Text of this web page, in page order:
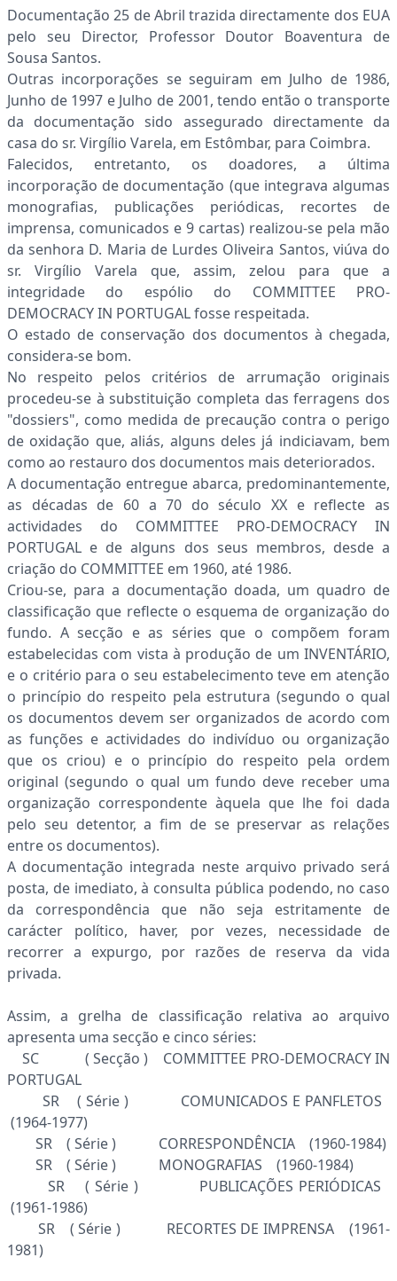
Documentação 25 de Abril trazida directamente dos EUA
pelo seu Director, Professor Doutor Boaventura de
Sousa Santos.
Outras incorporações se seguiram em Julho de 1986,
Junho de 1997 e Julho de 2001, tendo então o transporte
da documentação sido assegurado directamente da
casa do sr. Virgílio Varela, em Estômbar, para Coimbra.
Falecidos, entretanto, os doadores, a última
incorporação de documentação (que integrava algumas
monografias, publicações periódicas, recortes de
imprensa, comunicados e 9 cartas) realizou-se pela mão
da senhora D. Maria de Lurdes Oliveira Santos, viúva do
sr. Virgílio Varela que, assim, zelou para que a
integridade do espólio do COMMITTEE PRO-
DEMOCRACY IN PORTUGAL fosse respeitada.
O estado de conservação dos documentos à chegada,
considera-se bom.
No respeito pelos critérios de arrumação originais
procedeu-se à substituição completa das ferragens dos
"dossiers", como medida de precaução contra o perigo
de oxidação que, aliás, alguns deles já indiciavam, bem
como ao restauro dos documentos mais deteriorados.
A documentação entregue abarca, predominantemente,
as décadas de 60 a 70 do século XX e reflecte as
actividades do COMMITTEE PRO-DEMOCRACY IN
PORTUGAL e de alguns dos seus membros, desde a
criação do COMMITTEE em 1960, até 1986.
Criou-se, para a documentação doada, um quadro de
classificação que reflecte o esquema de organização do
fundo. A secção e as séries que o compõem foram
estabelecidas com vista à produção de um INVENTÁRIO,
e o critério para o seu estabelecimento teve em atenção
o princípio do respeito pela estrutura (segundo o qual
os documentos devem ser organizados de acordo com
as funções e actividades do indivíduo ou organização
que os criou) e o princípio do respeito pela ordem
original (segundo o qual um fundo deve receber uma
organização correspondente àquela que lhe foi dada
pelo seu detentor, a fim de se preservar as relações
entre os documentos).
A documentação integrada neste arquivo privado será
posta, de imediato, à consulta pública podendo, no caso
da correspondência que não seja estritamente de
carácter político, haver, por vezes, necessidade de
recorrer a expurgo, por razões de reserva da vida
privada.
Assim, a grelha de classificação relativa ao arquivo
apresenta uma secção e cinco séries:
SC ( Secção ) COMMITTEE PRO-DEMOCRACY IN
PORTUGAL
SR ( Série ) COMUNICADOS E PANFLETOS
(1964-1977)
SR ( Série ) CORRESPONDÊNCIA (1960-1984)
SR ( Série ) MONOGRAFIAS (1960-1984)
SR ( Série ) PUBLICAÇÕES PERIÓDICAS
(1961-1986)
SR ( Série ) RECORTES DE IMPRENSA (1961-
1981)